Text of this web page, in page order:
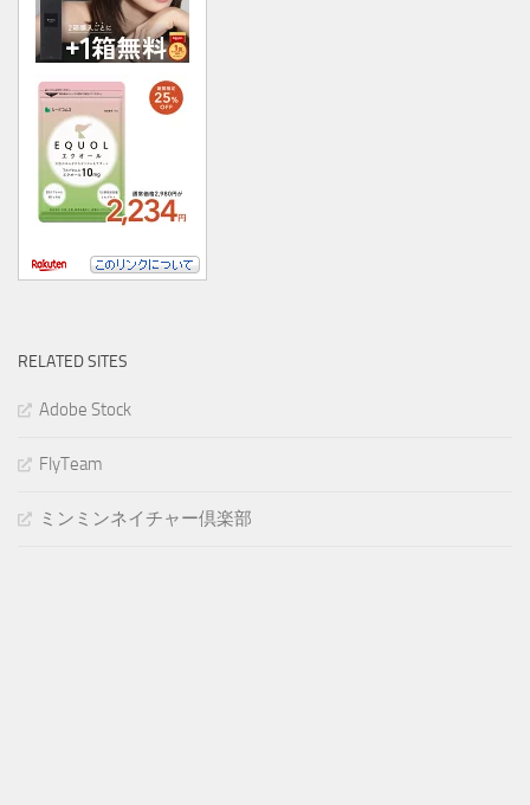
RELATED SITES
Adobe Stock
FlyTeam
ミンミンネイチャー倶楽部